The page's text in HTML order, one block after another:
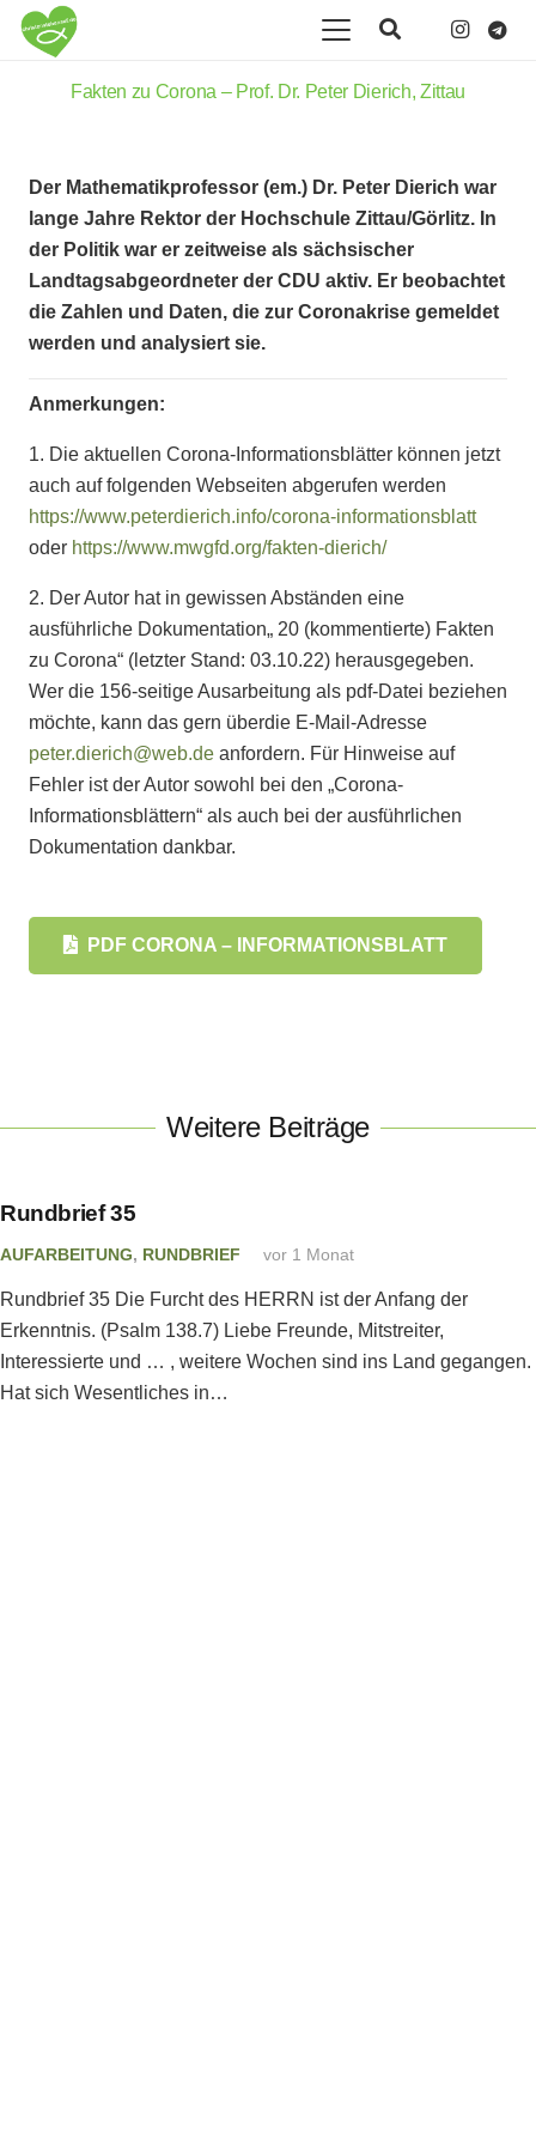
Fakten zu Corona – Prof. Dr. Peter Dierich, Zittau
Der Mathematikprofessor (em.) Dr. Peter Dierich war
lange Jahre Rektor der Hochschule Zittau/Görlitz. In
der Politik war er zeitweise als sächsischer
Landtagsabgeordneter der CDU aktiv. Er beobachtet
die Zahlen und Daten, die zur Coronakrise gemeldet
werden und analysiert sie.
Anmerkungen:
1. Die aktuellen Corona-Informationsblätter können jetzt
auch auf folgenden Webseiten abgerufen werden
https://www.peterdierich.info/corona-informationsblatt
oder https://www.mwgfd.org/fakten-dierich/
2. Der Autor hat in gewissen Abständen eine
ausführliche Dokumentation„ 20 (kommentierte) Fakten
zu Corona“ (letzter Stand: 03.10.22) herausgegeben.
Wer die 156-seitige Ausarbeitung als pdf-Datei beziehen
möchte, kann das gern überdie E-Mail-Adresse
peter.dierich@web.de anfordern. Für Hinweise auf
Fehler ist der Autor sowohl bei den „Corona-
Informationsblättern“ als auch bei der ausführlichen
Dokumentation dankbar.
PDF CORONA – INFORMATIONSBLATT
Weitere Beiträge
Rundbrief 35
AUFARBEITUNG, RUNDBRIEF vor 1 Monat
Rundbrief 35 Die Furcht des HERRN ist der Anfang der
Erkenntnis. (Psalm 138.7) Liebe Freunde, Mitstreiter,
Interessierte und … , weitere Wochen sind ins Land gegangen.
Hat sich Wesentliches in…